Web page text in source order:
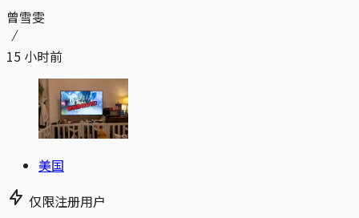
曾雪雯
15 小时前
美国
仅限注册用户